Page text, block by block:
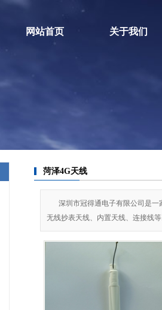
网站首页 关于我们
菏泽4G天线
深圳市冠得通电子有限公司是
无线抄表天线、内置天线、连接线